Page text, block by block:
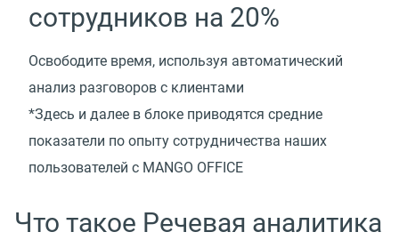
сотрудников на 20%
Освободите время, используя автоматический
анализ разговоров с клиентами
*Здесь и далее в блоке приводятся средние
показатели по опыту сотрудничества наших
пользователей с MANGO OFFICE
Что такое Речевая аналитика